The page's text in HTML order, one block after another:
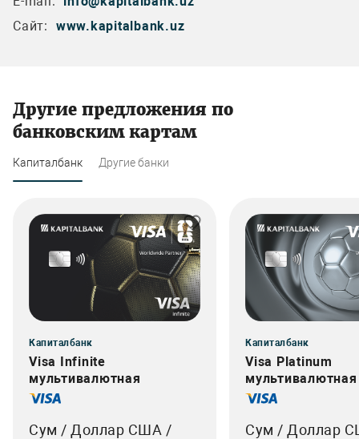
Сайт:
www.kapitalbank.uz
Другие предложения по
банковским картам
Капиталбанк Другие банки
Капиталбанк
Visa Infinite
мультивалютная
Сум / Доллар США /
Капиталбанк
Visa Platinum
мультивалютная
Сум / Доллар